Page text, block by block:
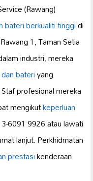
(Rawang)
bateriberkualiti tinggidi
1, Taman Setia
industri, mereka
bateriyang
profesional mereka
mengikutkeperluan
6091 9926 atau lawati
lanjut. Perkhidmatan
prestasikenderaan